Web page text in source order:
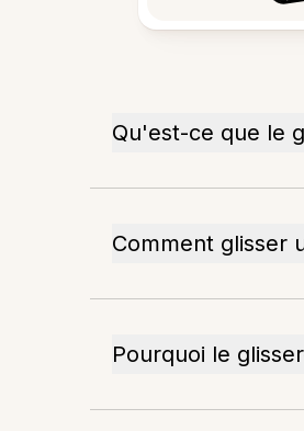
Qu'est-ce que le
Comment glisser
Pourquoi le